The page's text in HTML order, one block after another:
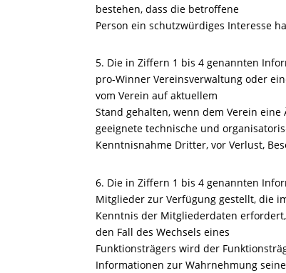
bestehen, dass die betroffene
Person ein schutzwürdiges Interesse
5. Die in Ziffern 1 bis 4 genannten
pro-Winner Vereinsverwaltung oder
vom Verein auf aktuellem
Stand gehalten, wenn dem Verein
geeignete technische und
Kenntnisnahme Dritter, vor Verlust,
6. Die in Ziffern 1 bis 4 genannten
Mitglieder zur Verfügung gestellt, die
Kenntnis der Mitgliederdaten
den Fall des Wechsels eines
Funktionsträgers wird der
Informationen zur Wahrnehmung